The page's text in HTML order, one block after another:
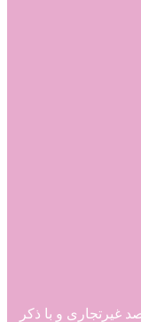
غیرتجاری و با ذکر